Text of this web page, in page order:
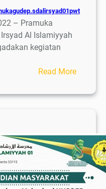
– Pramuka
Al Islamiyyah
kegiatan
Read More:
Day
“Disiplin
Adalah